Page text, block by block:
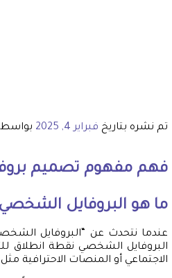
تم نشره بتاريخ فبراير 4, 2025
فهم مفهوم تصميم
ما هو البروفايل
عندما نتحدث عن “البروفايل
البروفايل الشخصي نقطة انطلاق
الاجتماعي أو المنصات الاحترافية مثل LinkedIn.